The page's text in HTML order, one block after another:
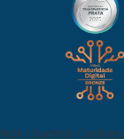
Nós Usamos Cookies